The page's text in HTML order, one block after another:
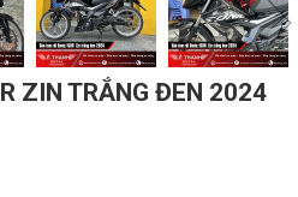
ZIN TRẮNG ĐEN 2024